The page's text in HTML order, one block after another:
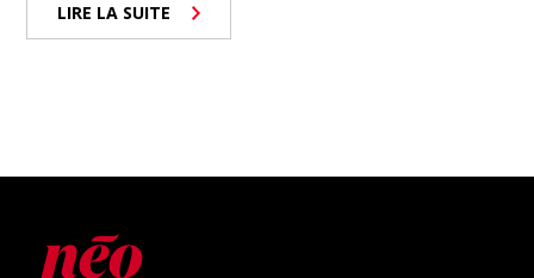
LIRE LA SUITE